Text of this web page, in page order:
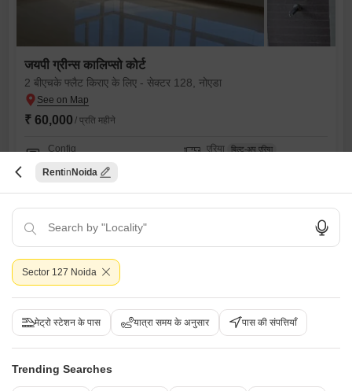
जयपी ग्रीन्स कालिप्सो कोर्ट
2 बीएचके फ्लैट किराए के लिए - सेक्टर 128, नोएडा
₹ 60,000 / प्रति महीने
Config
एरिया बिल्ट-अप एरिया
अर्ध-सुसज्जित
नॉर्थ ईस्ट Facing
Floor
8th of 20 Floors
पार्किंग
S Sachin Kumar Mishra
Rent Noida
Sector 127 Noida
मेट्रो स्टेशन के पास यात्रा समय के अनुसार पास की संपत्तियाँ
Trending Searches